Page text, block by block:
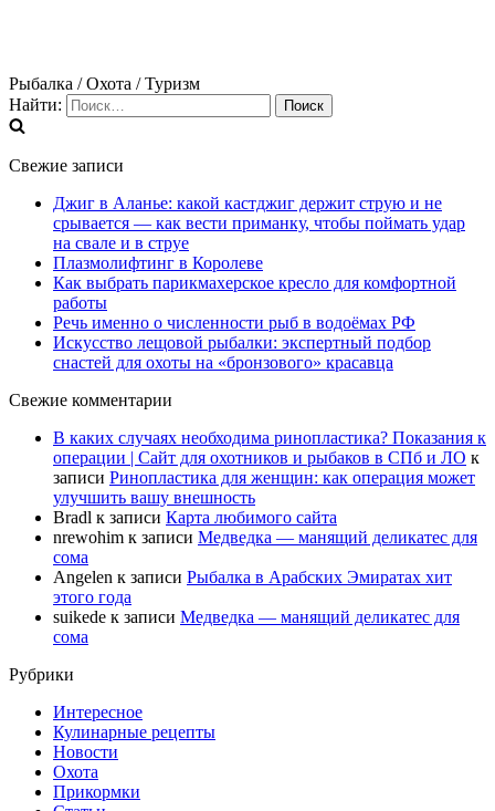
Рыбалка / Охота / Туризм
Найти:
Свежие записи
Джиг в Аланье: какой кастджиг держит струю и не
срывается — как вести приманку, чтобы поймать удар
на свале и в струе
Плазмолифтинг в Королеве
Как выбрать парикмахерское кресло для комфортной
работы
Речь именно о численности рыб в водоёмах РФ
Искусство лещовой рыбалки: экспертный подбор
снастей для охоты на «бронзового» красавца
Свежие комментарии
В каких случаях необходима ринопластика? Показания к
операции | Сайт для охотников и рыбаков в СПб и ЛО к
записи Ринопластика для женщин: как операция может
улучшить вашу внешность
Bradl к записи Карта любимого сайта
nrewohim к записи Медведка — манящий деликатес для
сома
Angelen к записи Рыбалка в Арабских Эмиратах хит
этого года
suikede к записи Медведка — манящий деликатес для
сома
Рубрики
Интересное
Кулинарные рецепты
Новости
Охота
Прикормки